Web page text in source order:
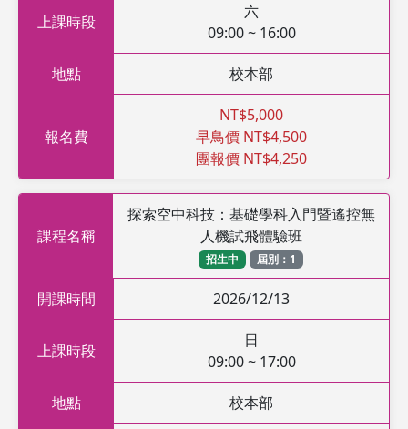
上課時段
六
09:00 ~ 16:00
地點 校本部
報名費
NT$5,000
早鳥價 NT$4,500
團報價 NT$4,250
課程名稱
探索空中科技：基礎學科入門暨遙控無
人機試飛體驗班
招生中 屆別：1
開課時間 2026/12/13
上課時段
日
09:00 ~ 17:00
地點 校本部